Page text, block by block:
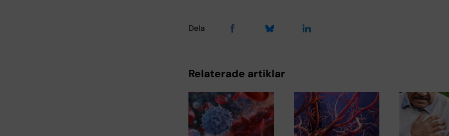
Dela
Relaterade artiklar